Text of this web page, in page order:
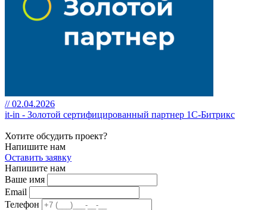
// 02.04.2026
it-in - Золотой сертифицированный партнер 1С-Битрикс
Хотите обсудить проект?
Напишите нам
Оставить заявку
Напишите нам
Ваше имя
Email
Телефон